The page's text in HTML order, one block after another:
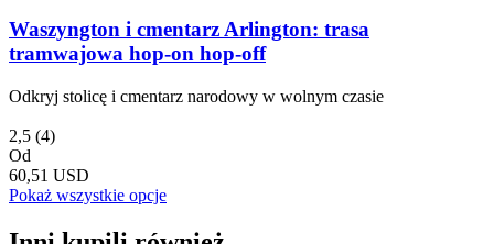
Waszyngton i cmentarz Arlington: trasa
tramwajowa hop-on hop-off
Odkryj stolicę i cmentarz narodowy w wolnym czasie
2,5 (4)
Od
60,51 USD
Pokaż wszystkie opcje